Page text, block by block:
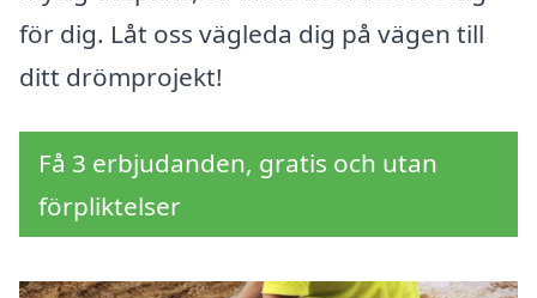
för dig. Låt oss vägleda dig på vägen till
ditt drömprojekt!
Få 3 erbjudanden, gratis och utan
förpliktelser